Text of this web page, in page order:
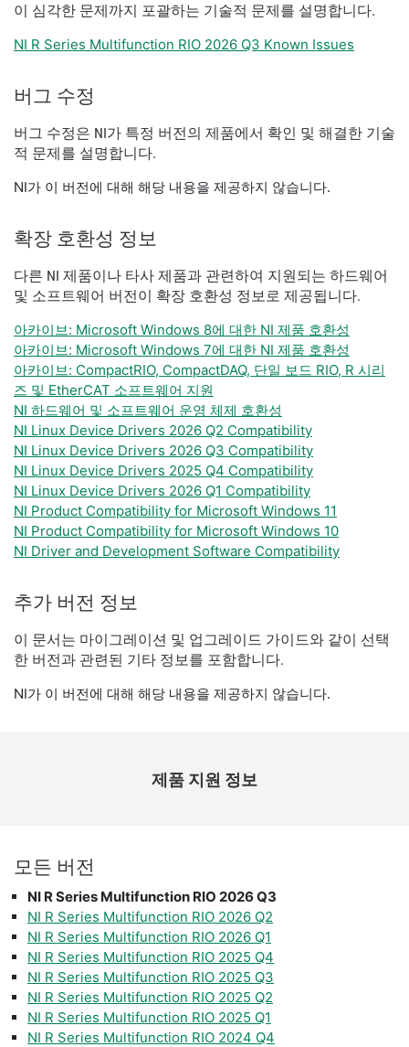
이 심각한 문제까지 포괄하는 기술적 문제를 설명합니다.
NI R Series Multifunction RIO 2026 Q3 Known Issues
버그 수정
버그 수정은 NI가 특정 버전의 제품에서 확인 및 해결한 기술
적 문제를 설명합니다.
NI가 이 버전에 대해 해당 내용을 제공하지 않습니다.
확장 호환성 정보
다른 NI 제품이나 타사 제품과 관련하여 지원되는 하드웨어
및 소프트웨어 버전이 확장 호환성 정보로 제공됩니다.
아카이브: Microsoft Windows 8에 대한 NI 제품 호환성
아카이브: Microsoft Windows 7에 대한 NI 제품 호환성
아카이브: CompactRIO, CompactDAQ, 단일 보드 RIO, R 시리
즈 및 EtherCAT 소프트웨어 지원
NI 하드웨어 및 소프트웨어 운영 체제 호환성
NI Linux Device Drivers 2026 Q2 Compatibility
NI Linux Device Drivers 2026 Q3 Compatibility
NI Linux Device Drivers 2025 Q4 Compatibility
NI Linux Device Drivers 2026 Q1 Compatibility
NI Product Compatibility for Microsoft Windows 11
NI Product Compatibility for Microsoft Windows 10
NI Driver and Development Software Compatibility
추가 버전 정보
이 문서는 마이그레이션 및 업그레이드 가이드와 같이 선택
한 버전과 관련된 기타 정보를 포함합니다.
NI가 이 버전에 대해 해당 내용을 제공하지 않습니다.
제품 지원 정보
모든 버전
NI R Series Multifunction RIO 2026 Q3
NI R Series Multifunction RIO 2026 Q2
NI R Series Multifunction RIO 2026 Q1
NI R Series Multifunction RIO 2025 Q4
NI R Series Multifunction RIO 2025 Q3
NI R Series Multifunction RIO 2025 Q2
NI R Series Multifunction RIO 2025 Q1
NI R Series Multifunction RIO 2024 Q4